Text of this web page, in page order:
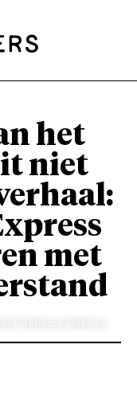
het
niet
met